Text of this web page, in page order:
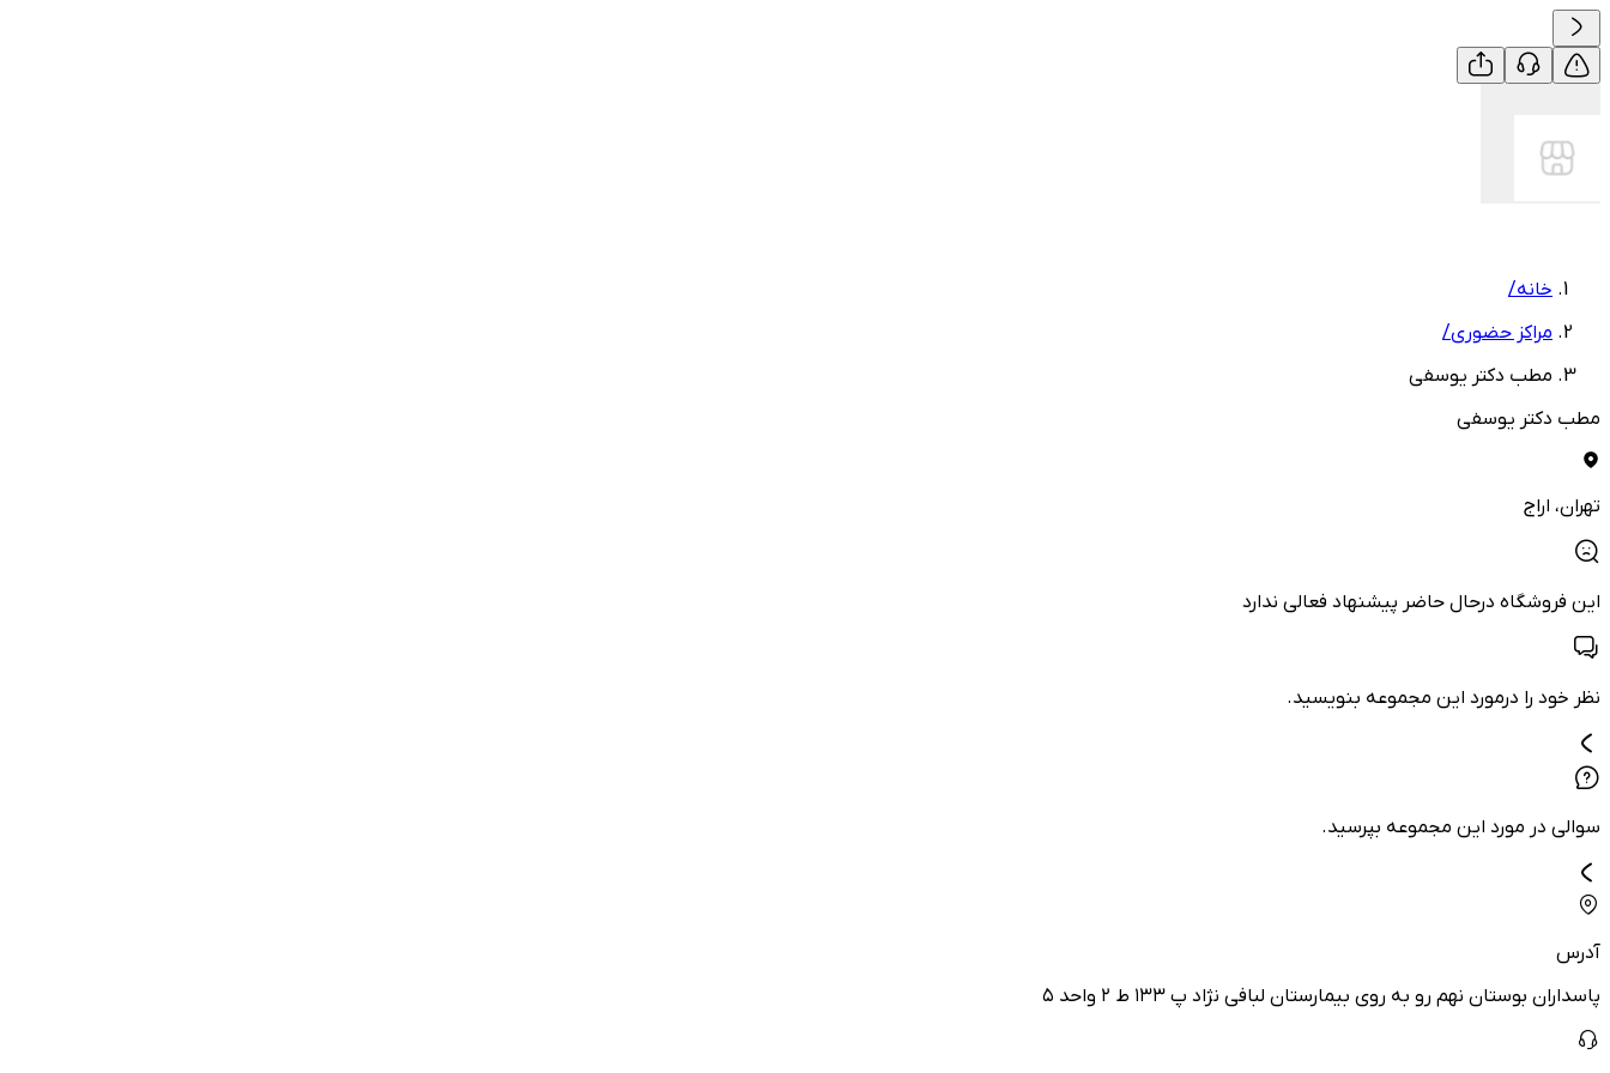
خانه/
مراکز حضوری/
مطب دکتر یوسفی
مطب دکتر یوسفی
تهران، اراج
این فروشگاه درحال حاضر پیشنهاد فعالی ندارد
نظر خود را درمورد این مجموعه بنویسید.
سوالی در مورد این مجموعه بپرسید.
آدرس
پاسداران بوستان نهم رو به روی بیمارستان لبافی نژاد پ ۱۳۳ ط ۲ واحد ۵